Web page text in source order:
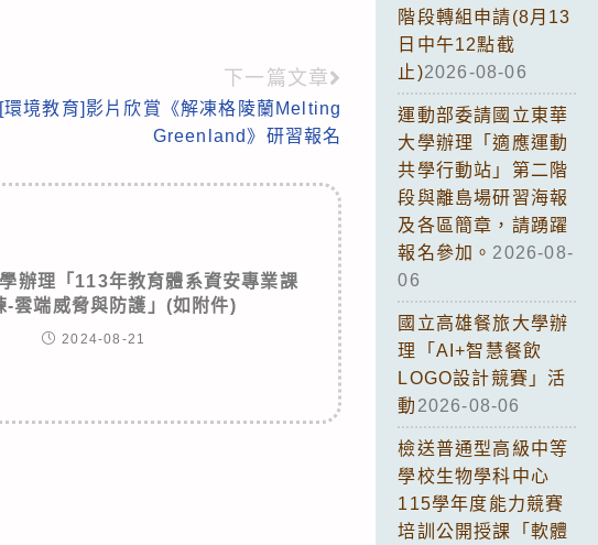
下一篇文章
環境教育]影片欣賞《解凍格陵蘭Melting
Greenland》研習報名
辦理「113年教育體系資安專業課
-雲端威脅與防護」(如附件)
2024-08-21
階段轉組申請(8月13
日中午12點截
止)2026-08-06
運動部委請國立東華
大學辦理「適應運動
共學行動站」第二階
段與離島場研習海報
及各區簡章，請踴躍
報名參加。 2026-08-
06
國立高雄餐旅大學辦
理「AI+智慧餐飲
LOGO設計競賽」活
動 2026-08-06
檢送普通型高級中等
學校生物學科中心
115學年度能力競賽
培訓公開授課「軟體